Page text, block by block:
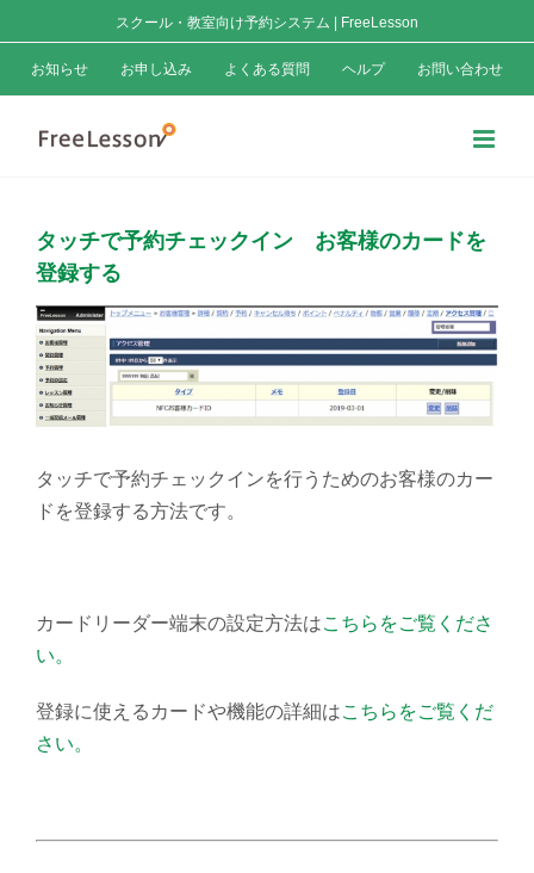
to
content
スクール・教室向け予約システム | FreeLesson
お知らせ お申し込み よくある質問 ヘルプ お問い合わせ
タッチで予約チェックイン お客様のカードを
登録する
View
Larger
Image
タッチで予約チェックインを行うためのお客様のカー
ドを登録する方法です。
カードリーダー端末の設定方法はこちらをご覧くださ
い。
登録に使えるカードや機能の詳細はこちらをご覧くだ
さい。